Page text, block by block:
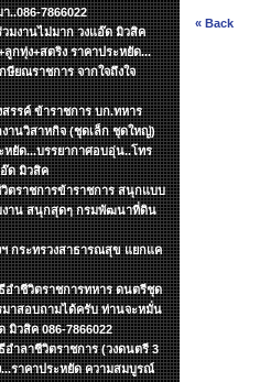
..086-7866022
มงานไม่มาก วงแอ๊ด มิวสิค
กทุ่ง+สตริง ราคาประหยัด...
ษียณราชการ จากใจถึงใจ
รรค์ ข้าราชการ บก.ทหาร
านวิสาหกิจ (ชุดเล็ก ชุดใหญ่)
หยัด...บรรยากาศอบอุ่น..โทร
ด มิวสิค
ตราชการข้าราชการ สนุกแบบ
งาน สนุกสุดๆ กรมพัฒนาที่ดิน
กระทรวงสาธารณสุข แยกแค
ำชีวิตราชการทหาร ดนตรีชุด
มาสอบถามได้ครับ ท่านจะหมั่น
มิวสิค 086-7866022
ำลาชีวิตราชการ (วงดนตรี 3
ราคาประหยัด ความสมบูรณ์
« Back